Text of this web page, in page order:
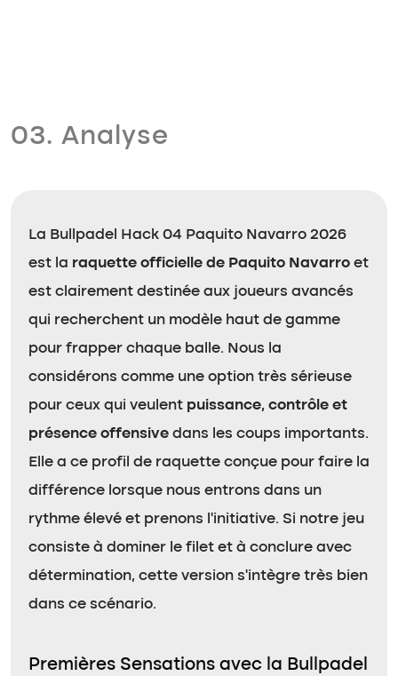
03. Analyse
La Bullpadel Hack 04 Paquito Navarro 2026
est la raquette officielle de Paquito Navarro et
est clairement destinée aux joueurs avancés
qui recherchent un modèle haut de gamme
pour frapper chaque balle. Nous la
considérons comme une option très sérieuse
pour ceux qui veulent puissance, contrôle et
présence offensive dans les coups importants.
Elle a ce profil de raquette conçue pour faire la
différence lorsque nous entrons dans un
rythme élevé et prenons l’initiative. Si notre jeu
consiste à dominer le filet et à conclure avec
détermination, cette version s’intègre très bien
dans ce scénario.
Premières Sensations avec la Bullpadel